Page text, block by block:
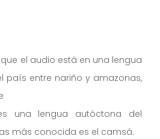
el audio está en una lengua
país entre nariño y amazonas,
una lengua autóctona del
más conocida es el camsá.